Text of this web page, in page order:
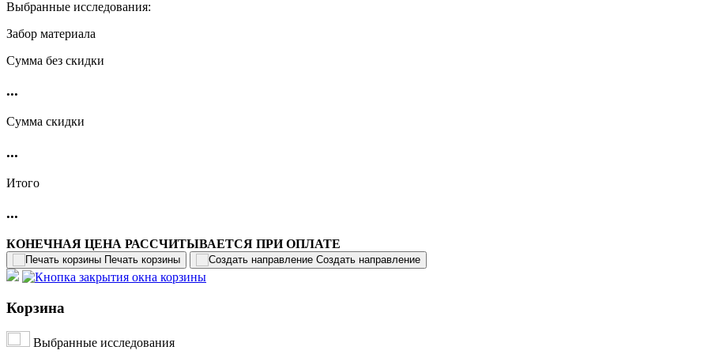
Выбранные исследования:
Забор материала
Cумма без скидки
...
Сумма скидки
...
Итого
...
КОНЕЧНАЯ ЦЕНА РАССЧИТЫВАЕТСЯ ПРИ ОПЛАТЕ
Печать корзины Создать направление
Корзина
Выбранные исследования